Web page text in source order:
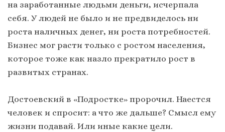
на заработанные людьми деньги, исчерпала
себя. У людей не было и не предвиделось ни
роста наличных денег, ни роста потребностей.
Бизнес мог расти только с ростом населения,
которое тоже как назло прекратило рост в
развитых странах.
Достоевский в «Подростке» пророчил. Наестся
человек и спросит: а что же дальше? Смысл ему
жизни подавай. Или иные какие цели.